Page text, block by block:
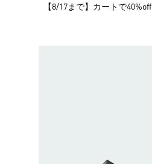
【8/17まで】カートで40%off